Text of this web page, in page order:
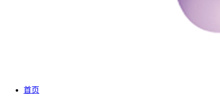
首页